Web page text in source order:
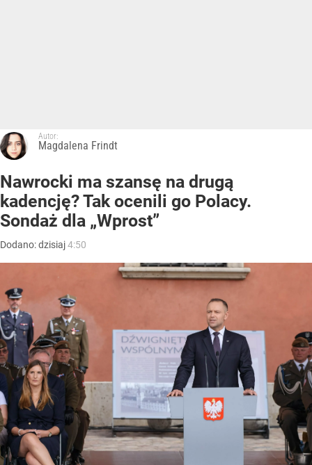
Autor:
Magdalena Frindt
Nawrocki ma szansę na drugą
kadencję? Tak ocenili go Polacy.
Sondaż dla „Wprost”
Dodano:dzisiaj4:50